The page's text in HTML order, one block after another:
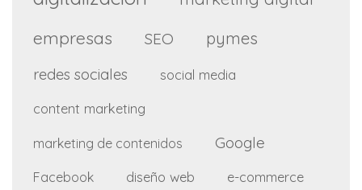
empresas
SEO pymes
redes sociales
social media
content marketing
marketing de contenidos Google
Facebook diseño web e-commerce